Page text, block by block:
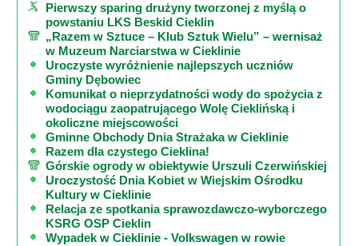
Pierwszy sparing drużyny tworzonej z myślą o
powstaniu LKS Beskid Cieklin
„Razem w Sztuce – Klub Sztuk Wielu” – wernisaż
w Muzeum Narciarstwa w Cieklinie
Uroczyste wyróżnienie najlepszych uczniów
Gminy Dębowiec
Komunikat o nieprzydatności wody do spożycia z
wodociągu zaopatrującego Wolę Cieklińską i
okoliczne miejscowości
Gminne Obchody Dnia Strażaka w Cieklinie
Razem dla czystego Cieklina!
Górskie ogrody w obiektywie Urszuli Czerwińskiej
Uroczystość Dnia Kobiet w Wiejskim Ośrodku
Kultury w Cieklinie
Relacja ze spotkania sprawozdawczo-wyborczego
KSRG OSP Cieklin
Wypadek w Cieklinie - Volkswagen w rowie